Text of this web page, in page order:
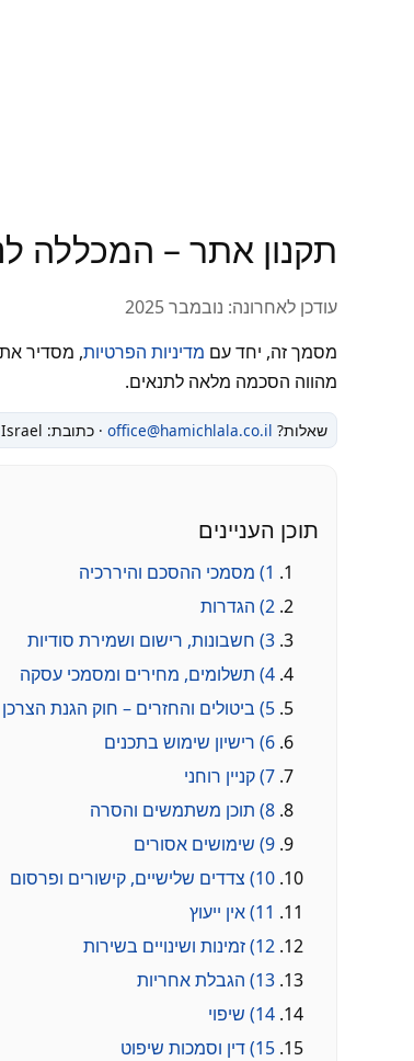
תקנון אתר – המכללה
עודכן לאחרונה: נובמבר 2025
מסמך זה, יחד עם מדיניות הפרטיות, מסדיר
מהווה הסכמה מלאה לתנאים.
שאלות? office@hamichlala.co.il · כתובת: Rosalin Yalo St 19, Rishon LeZion, Israel
תוכן העניינים
1) מסמכי ההסכם והיררכיה
2) הגדרות
3) חשבונות, רישום ושמירת סודיות
4) תשלומים, מחירים ומסמכי עסקה
5) ביטולים והחזרים – חוק הגנת הצרכן
6) רישיון שימוש בתכנים
7) קניין רוחני
8) תוכן משתמשים והסרה
9) שימושים אסורים
10) צדדים שלישיים, קישורים ופרסום
11) אין ייעוץ
12) זמינות ושינויים בשירות
13) הגבלת אחריות
14) שיפוי
15) דין וסמכות שיפוט